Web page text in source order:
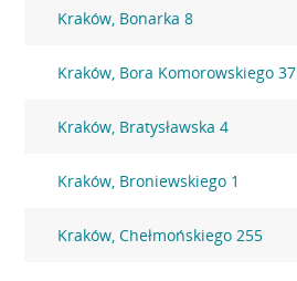
Kraków, Bonarka 8
Kraków, Bora Komorowskiego 37
Kraków, Bratysławska 4
Kraków, Broniewskiego 1
Kraków, Chełmońskiego 255